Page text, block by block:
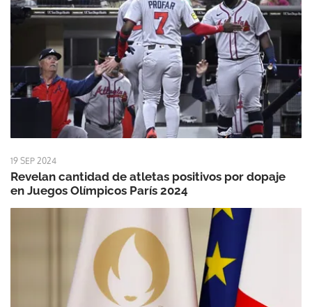
19 SEP 2024
Revelan cantidad de atletas positivos por dopaje
en Juegos Olímpicos París 2024